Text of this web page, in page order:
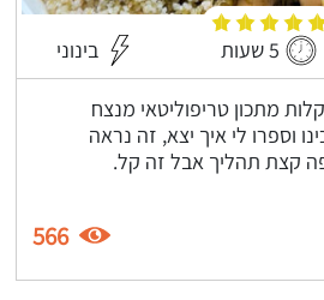
5 שעות בינוני
מתכון טריפוליטאי מנצח
וספרו לי איך יצא, זה נראה
קצת תהליך אבל זה קל.
566